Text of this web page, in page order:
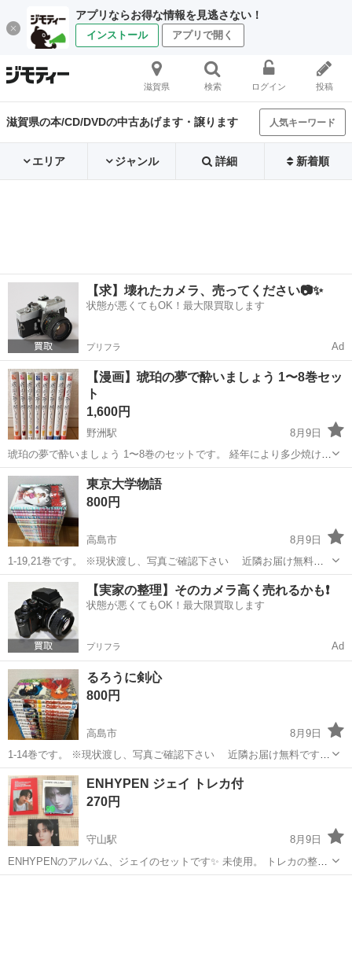
アプリならお得な情報を見逃さない！
インストール アプリで開く
滋賀県 検索 ログイン 投稿
滋賀県の本/CD/DVDの中古あげます・譲ります 人気キーワード
エリア ジャンル 詳細 新着順
【求】壊れたカメラ、売ってください📷✨
状態が悪くてもOK！最大限買取します
プリフラ Ad
【漫画】琥珀の夢で酔いましょう 1〜8巻セッ
ト
1,600円
野洲駅
8月9日
琥珀の夢で酔いましょう 1〜8巻のセットです。 経年により多少焼けが
ございます。(写真参照) 受け渡し場所は守山〜近江八幡で相談させて
ください。 受け渡し時、現金でのお支払いをお願い致します。
滋賀 守山市 野洲駅 マンガ、コミック、アニメ
東京大学物語
800円
高島市
8月9日
1-19,21巻です。 ※現状渡し、写真ご確認下さい 近隣お届け無料で
す。 実家の不用品を順次投稿するので、 他にもご興味がありました
ら、教えて下さい。 また、ご質問ありましたらお気軽にご連絡くださ
い。
滋賀 高島市 本/CD/DVD
【実家の整理】そのカメラ高く売れるかも❗️
状態が悪くてもOK！最大限買取します
プリフラ Ad
るろうに剣心
800円
高島市
8月9日
1-14巻です。 ※現状渡し、写真ご確認下さい 近隣お届け無料です。
実家の不用品を順次投稿するので、 他にもご興味がありましたら、教
えて下さい。 また、ご質問ありましたらお気軽にご連絡ください。
滋賀 高島市 マンガ、コミック、アニメ
ENHYPEN ジェイ トレカ付
270円
守山駅
8月9日
ENHYPENのアルバム、ジェイのセットです✨ 未使用。 トレカの整理
のため開封のみしました。 トレカは初期傷がある場合があります。 こ